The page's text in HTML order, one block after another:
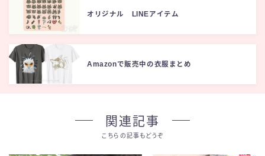
オリジナル LINEアイテム
Amazonで販売中の衣服まとめ
関連記事
こちらの記事もどうぞ